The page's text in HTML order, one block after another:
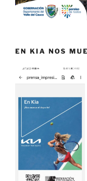
EN KIA NOS